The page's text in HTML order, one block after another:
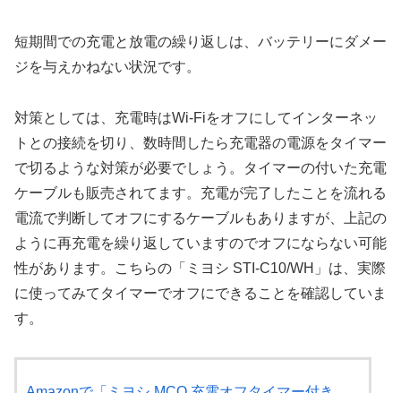
短期間での充電と放電の繰り返しは、バッテリーにダメー
ジを与えかねない状況です。
対策としては、充電時はWi-Fiをオフにしてインターネッ
トとの接続を切り、数時間したら充電器の電源をタイマー
で切るような対策が必要でしょう。タイマーの付いた充電
ケーブルも販売されてます。充電が完了したことを流れる
電流で判断してオフにするケーブルもありますが、上記の
ように再充電を繰り返していますのでオフにならない可能
性があります。こちらの「ミヨシ STI-C10/WH」は、実際
に使ってみてタイマーでオフにできることを確認していま
す。